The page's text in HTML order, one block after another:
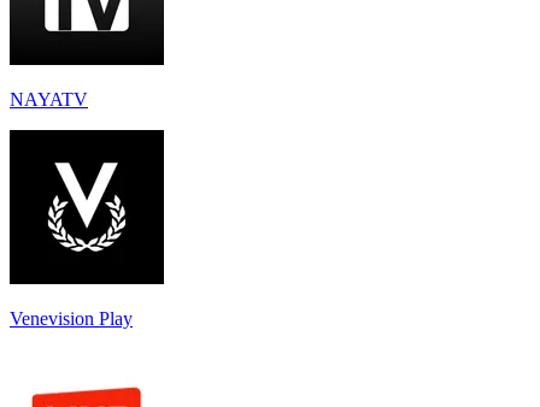
NAYATV
Venevision Play